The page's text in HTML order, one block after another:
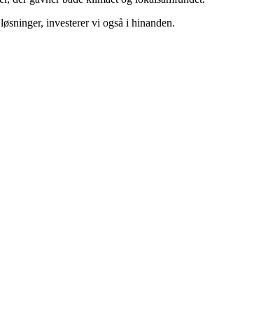
investerer vi også i hinanden.